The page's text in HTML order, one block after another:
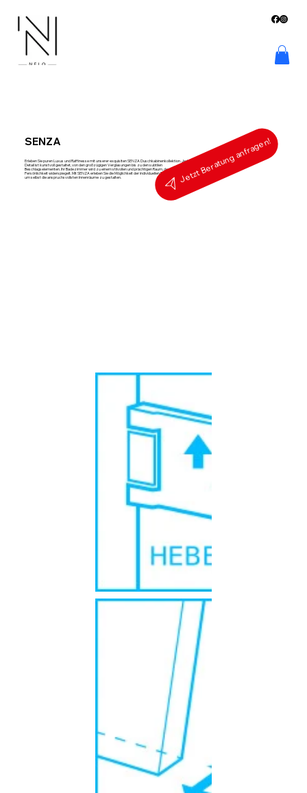
SENZA
Erleben Sie puren Luxus und Raffinesse mit unserer exquisiten SENZA Duschkabinenkollektion. Jedes
Detail ist kunstvoll gestaltet, von den großzügigen Verglasungen bis zu den subtilen
Beschlagselementen. Ihr Badezimmer wird zu einem stilvollen und prächtigen Raum, der Ihre
Persönlichkeit widerspiegelt. Mit SENZA erleben Sie die Möglichkeit der individuellen Personalisierung,
um selbst die anspruchsvollsten Innenräume zu gestalten.
Jetzt Beratung anfragen!